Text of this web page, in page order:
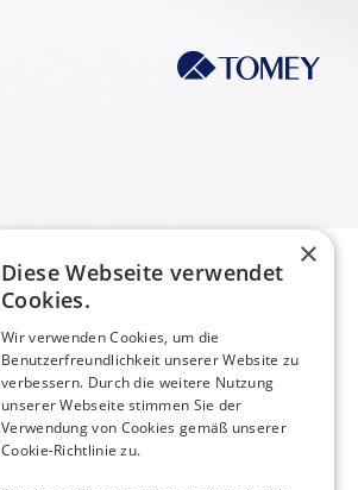
×
Diese Webseite verwendet
Cookies.
Wir verwenden Cookies, um die
Benutzerfreundlichkeit unserer Website zu
verbessern. Durch die weitere Nutzung
unserer Webseite stimmen Sie der
Verwendung von Cookies gemäß unserer
Cookie-Richtlinie zu.